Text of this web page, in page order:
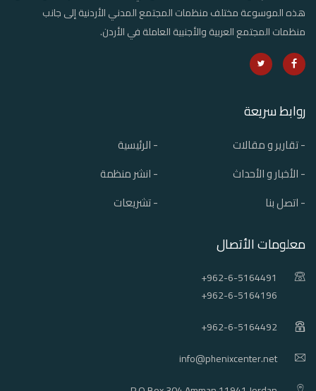
هذه الموسوعة مختلف منظمات المجتمع المدني الأردنية إلى جانب
منظمات المجتمع العربية والأجنبية العاملة في الأردن.
روابط سريعة
- الرئيسية
- تقارير و مقالات
- انشر منظمة
- الأخبار و الأحداث
- تشريعات
- اتصل بنا
معلومات الأتصال
+962-6-5164491
+962-6-5164196
+962-6-5164492
info@phenixcenter.net